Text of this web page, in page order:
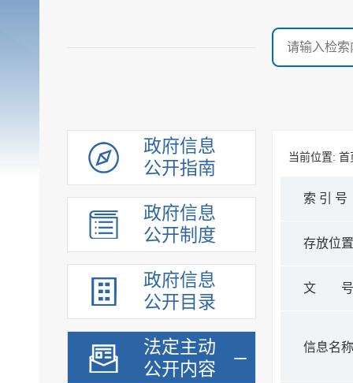
政府信息
公开指南
政府信息
公开制度
政府信息
公开目录
法定主动
公开内容
当前位置: 首
索 引 号
存放位
文
信息名